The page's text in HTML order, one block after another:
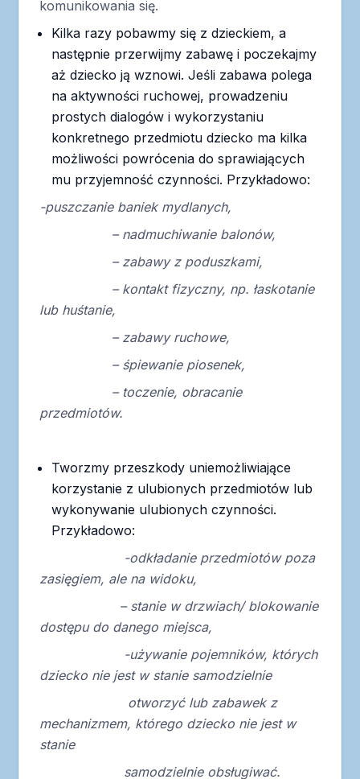
komunikowania się.
Kilka razy pobawmy się z dzieckiem, a
następnie przerwijmy zabawę i poczekajmy
aż dziecko ją wznowi. Jeśli zabawa polega
na aktywności ruchowej, prowadzeniu
prostych dialogów i wykorzystaniu
konkretnego przedmiotu dziecko ma kilka
możliwości powrócenia do sprawiających
mu przyjemność czynności. Przykładowo:
-puszczanie baniek mydlanych,
– nadmuchiwanie balonów,
– zabawy z poduszkami,
– kontakt fizyczny, np. łaskotanie
lub huśtanie,
– zabawy ruchowe,
– śpiewanie piosenek,
– toczenie, obracanie
przedmiotów.
Tworzmy przeszkody uniemożliwiające
korzystanie z ulubionych przedmiotów lub
wykonywanie ulubionych czynności.
Przykładowo:
-odkładanie przedmiotów poza
zasięgiem, ale na widoku,
– stanie w drzwiach/ blokowanie
dostępu do danego miejsca,
-używanie pojemników, których
dziecko nie jest w stanie samodzielnie
otworzyć lub zabawek z
mechanizmem, którego dziecko nie jest w
stanie
samodzielnie obsługiwać.